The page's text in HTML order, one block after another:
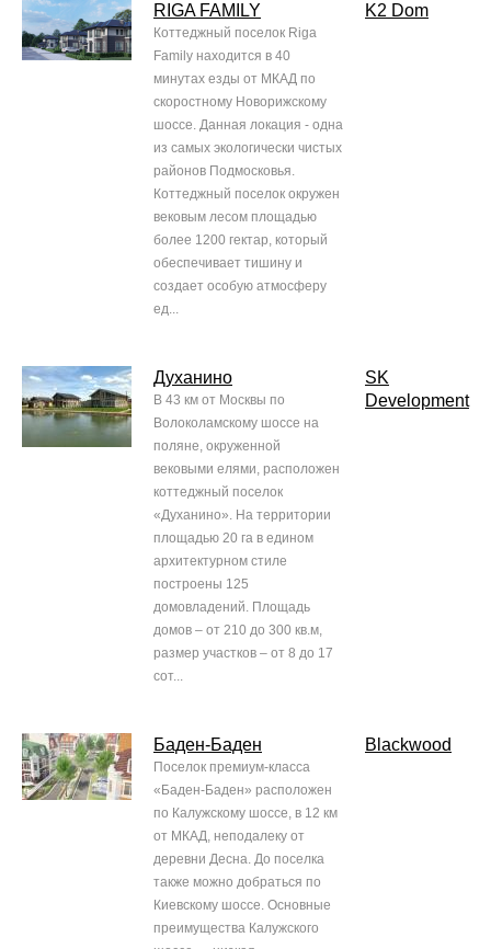
RIGA FAMILY
Коттеджный поселок Riga
Family находится в 40
минутах езды от МКАД по
скоростному Новорижскому
шоссе. Данная локация - одна
из самых экологически чистых
районов Подмосковья.
Коттеджный поселок окружен
вековым лесом площадью
более 1200 гектар, который
обеспечивает тишину и
создает особую атмосферу
ед...
K2 Dom
Духанино
В 43 км от Москвы по
Волоколамскому шоссе на
поляне, окруженной
вековыми елями, расположен
коттеджный поселок
«Духанино». На территории
площадью 20 га в едином
архитектурном стиле
построены 125
домовладений. Площадь
домов – от 210 до 300 кв.м,
размер участков – от 8 до 17
сот...
SK
Development
Баден-Баден
Поселок премиум-класса
«Баден-Баден» расположен
по Калужскому шоссе, в 12 км
от МКАД, неподалеку от
деревни Десна. До поселка
также можно добраться по
Киевскому шоссе. Основные
преимущества Калужского
Blackwood